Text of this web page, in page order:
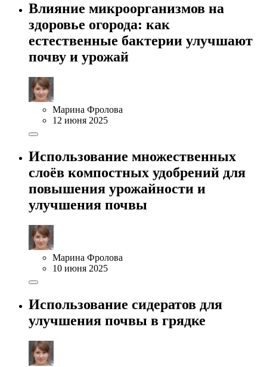
Влияние микроорганизмов на
здоровье огорода: как
естественные бактерии улучшают
почву и урожай
Марина Фролова
12 июня 2025
Использование множественных
слоёв компостных удобрений для
повышения урожайности и
улучшения почвы
Марина Фролова
10 июня 2025
Использование сидератов для
улучшения почвы в грядке